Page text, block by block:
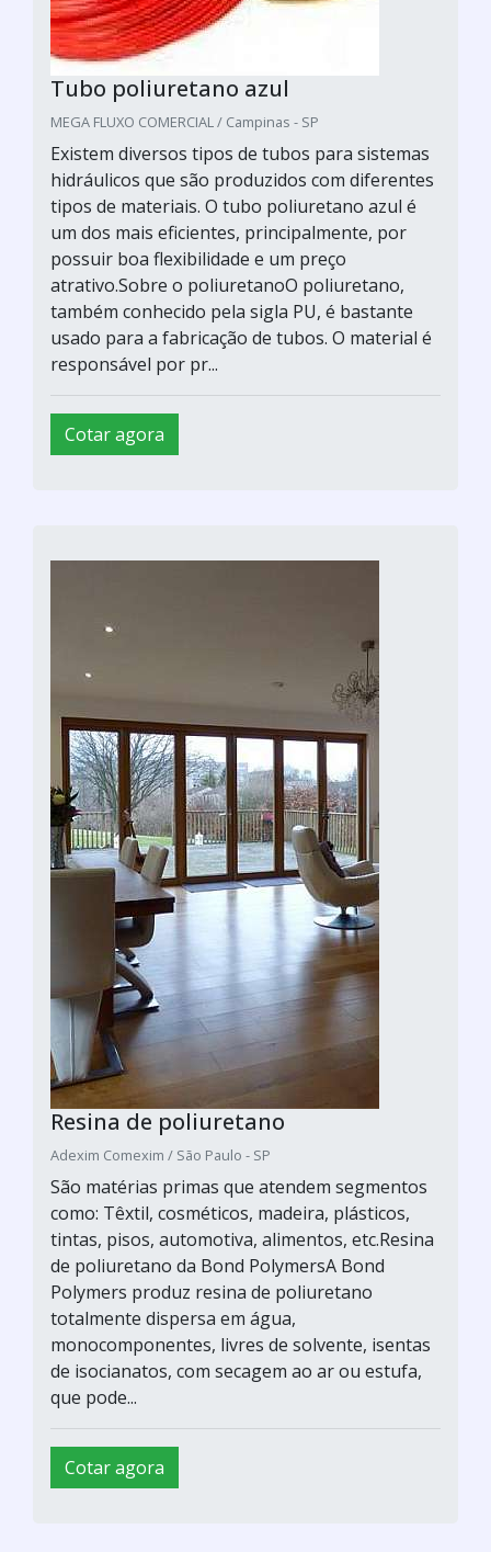
Tubo poliuretano azul
MEGA FLUXO COMERCIAL / Campinas - SP
Existem diversos tipos de tubos para sistemas
hidráulicos que são produzidos com diferentes
tipos de materiais. O tubo poliuretano azul é
um dos mais eficientes, principalmente, por
possuir boa flexibilidade e um preço
atrativo.Sobre o poliuretanoO poliuretano,
também conhecido pela sigla PU, é bastante
usado para a fabricação de tubos. O material é
responsável por pr...
Cotar agora
Resina de poliuretano
Adexim Comexim / São Paulo - SP
São matérias primas que atendem segmentos
como: Têxtil, cosméticos, madeira, plásticos,
tintas, pisos, automotiva, alimentos, etc.Resina
de poliuretano da Bond PolymersA Bond
Polymers produz resina de poliuretano
totalmente dispersa em água,
monocomponentes, livres de solvente, isentas
de isocianatos, com secagem ao ar ou estufa,
que pode...
Cotar agora